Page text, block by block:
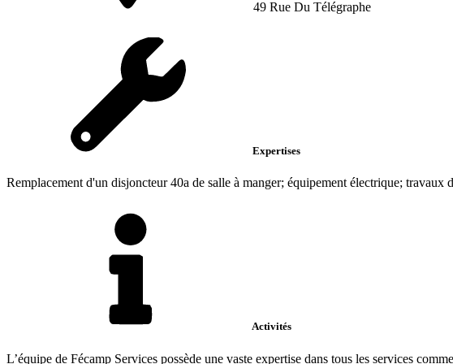
49 Rue Du Télégraphe
Expertises
Remplacement d'un disjoncteur 40a de salle à manger; équipement électrique; travaux
Activités
L’équipe de Fécamp Services possède une vaste expertise dans tous les services